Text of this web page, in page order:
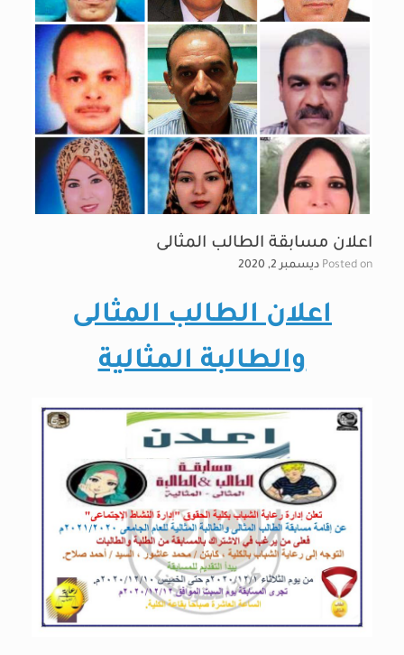
اعلان مسابقة الطالب المثالى
Posted on ديسمبر 2, 2020
اعلان الطالب المثالى
والطالبة المثالية